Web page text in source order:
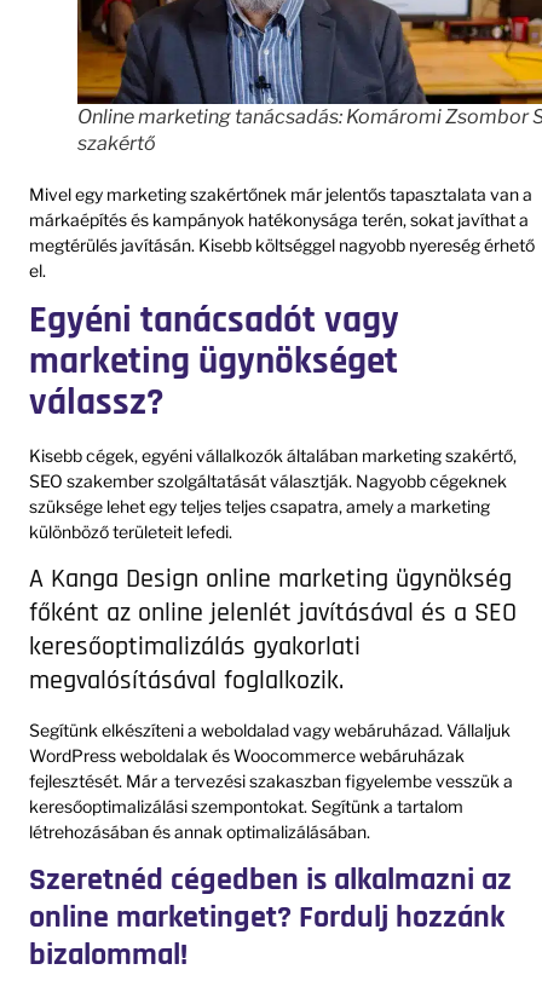
Online marketing tanácsadás: Komáromi Zsombor
szakértő
Mivel egy marketing szakértőnek már jelentős tapasztalata van a
márkaépítés és kampányok hatékonysága terén, sokat javíthat a
megtérülés javításán. Kisebb költséggel nagyobb nyereség érhető
el.
Egyéni tanácsadót vagy
marketing ügynökséget
válassz?
Kisebb cégek, egyéni vállalkozók általában marketing szakértő,
SEO szakember szolgáltatását választják. Nagyobb cégeknek
szüksége lehet egy teljes teljes csapatra, amely a marketing
különböző területeit lefedi.
A Kanga Design online marketing ügynökség
főként az online jelenlét javításával és a SEO
keresőoptimalizálás gyakorlati
megvalósításával foglalkozik.
Segítünk elkészíteni a weboldalad vagy webáruházad. Vállaljuk
WordPress weboldalak és Woocommerce webáruházak
fejlesztését. Már a tervezési szakaszban figyelembe vesszük a
keresőoptimalizálási szempontokat. Segítünk a tartalom
létrehozásában és annak optimalizálásában.
Szeretnéd cégedben is alkalmazni az
online marketinget? Fordulj hozzánk
bizalommal!